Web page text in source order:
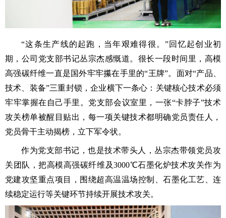
“这条生产线的起跑，当年艰难得很。”回忆起创业初
期，公司党支部书记丛宗杰感慨道。很长一段时间里，高模
高强碳纤维一直是国外牢牢攥在手里的“王牌”。面对“产品、
技术、装备”三重封锁，企业横下一条心：关键核心技术必须
牢牢掌握在自己手里。党支部会议室里，一张“卡脖子”技术
攻关榜单被醒目贴出，每一项关键技术都明确党员责任人，
党员骨干主动揭榜，立下军令状。
作为党支部书记，也是技术带头人，丛宗杰带领党员攻
关团队，把高模高强碳纤维及3000℃石墨化炉技术攻关作为
党建攻坚重点项目，围绕超高温温场控制、石墨化工艺、连
续稳定运行等关键环节持续开展技术攻关。